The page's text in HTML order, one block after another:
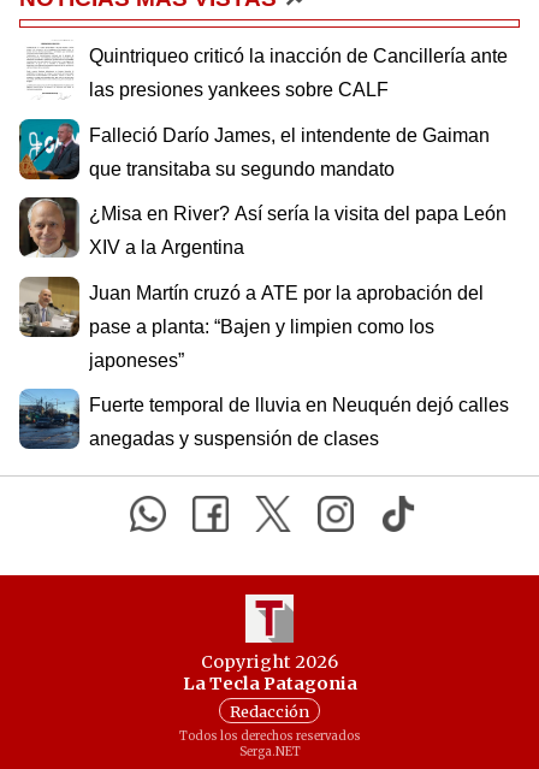
Quintriqueo criticó la inacción de Cancillería ante
las presiones yankees sobre CALF
Falleció Darío James, el intendente de Gaiman
que transitaba su segundo mandato
¿Misa en River? Así sería la visita del papa León
XIV a la Argentina
Juan Martín cruzó a ATE por la aprobación del
pase a planta: “Bajen y limpien como los
japoneses”
Fuerte temporal de lluvia en Neuquén dejó calles
anegadas y suspensión de clases
Copyright 2026
La Tecla Patagonia
Redacción
Todos los derechos reservados
Serga.NET